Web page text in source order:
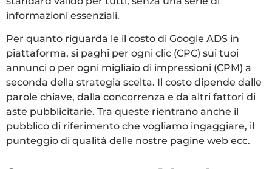
informazioni essenziali.
Per quanto riguarda le il costo di Google ADS in
piattaforma, si paghi per ogni clic (CPC) sui tuoi
annunci o per ogni migliaio di impressioni (CPM) a
seconda della strategia scelta. Il costo dipende dalle
parole chiave, dalla concorrenza e da altri fattori di
aste pubblicitarie. Tra queste rientrano anche il
pubblico di riferimento che vogliamo ingaggiare, il
punteggio di qualità delle nostre pagine web ecc.